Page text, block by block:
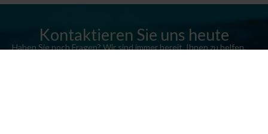
Kontaktieren Sie uns heute
Haben Sie noch Fragen? Wir sind immer bereit, Ihnen zu helfen.